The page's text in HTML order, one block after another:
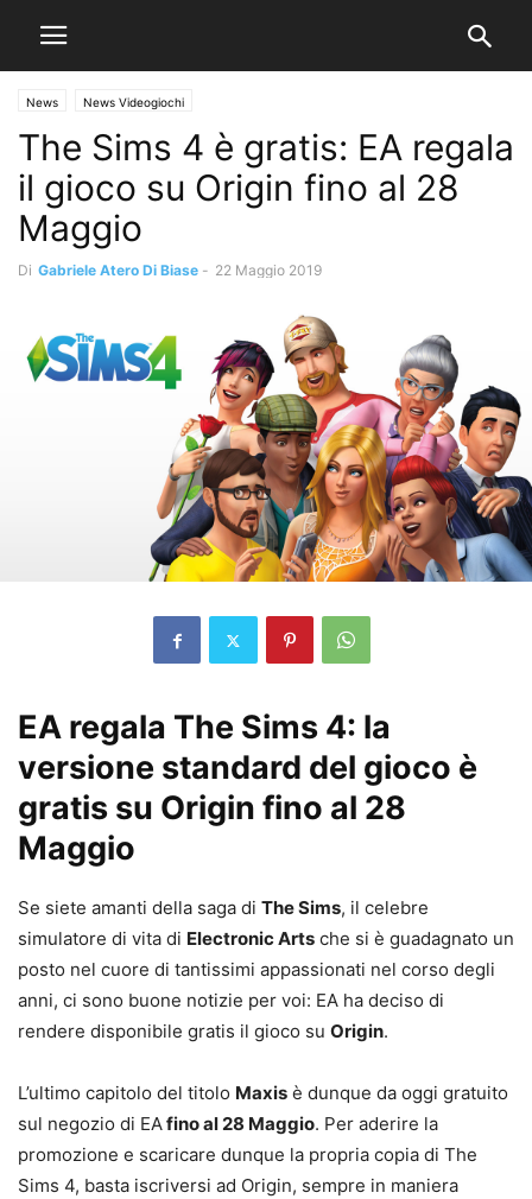
News News Videogiochi
The Sims 4 è gratis: EA regala
il gioco su Origin fino al 28
Maggio
Di Gabriele Atero Di Biase - 22 Maggio 2019
EA regala The Sims 4: la
versione standard del gioco è
gratis su Origin fino al 28
Maggio
Se siete amanti della saga di The Sims, il celebre
simulatore di vita di Electronic Arts che si è guadagnato un
posto nel cuore di tantissimi appassionati nel corso degli
anni, ci sono buone notizie per voi: EA ha deciso di
rendere disponibile gratis il gioco su Origin.
L’ultimo capitolo del titolo Maxis è dunque da oggi gratuito
sul negozio di EAfino al 28 Maggio. Per aderire la
promozione e scaricare dunque la propria copia di The
Sims 4, basta iscriversi ad Origin, sempre in maniera